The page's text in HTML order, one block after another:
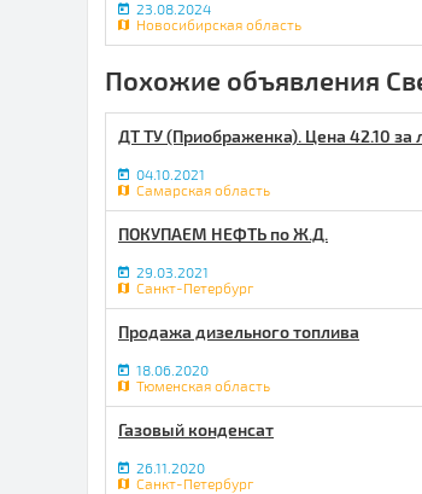
23.08.2024
Новосибирская область
Похожие объявления
ДТ ТУ (Приображенка). Цена 42.10 за
04.10.2021
Самарская область
ПОКУПАЕМ НЕФТЬ по Ж.Д.
29.03.2021
Санкт-Петербург
Продажа дизельного топлива
18.06.2020
Тюменская область
Газовый конденсат
26.11.2020
Санкт-Петербург